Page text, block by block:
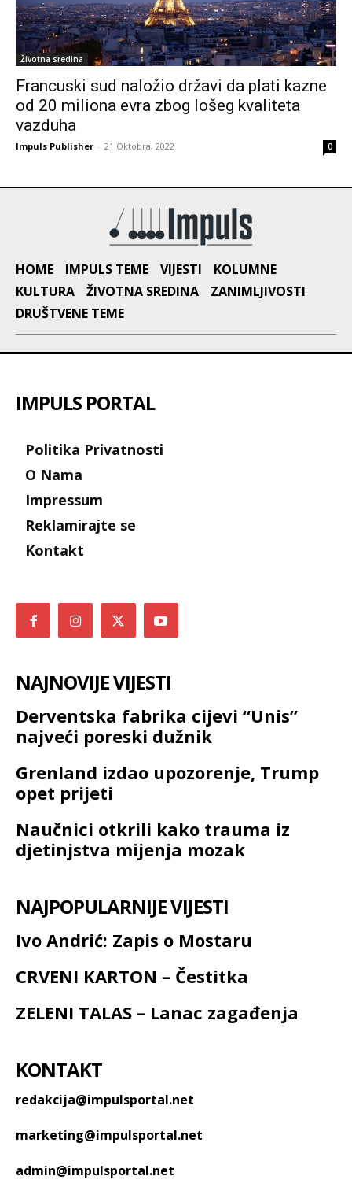
Životna sredina
Francuski sud naložio državi da plati kazne
od 20 miliona evra zbog lošeg kvaliteta
vazduha
Impuls Publisher - 21 Oktobra, 2022 0
HOME IMPULS TEME VIJESTI
KOLUMNE
KULTURA
ŽIVOTNA SREDINA
ZANIMLJIVOSTI
DRUŠTVENE TEME
IMPULS PORTAL
Politika Privatnosti
O Nama
Impressum
Reklamirajte se
Kontakt
NAJNOVIJE VIJESTI
Derventska fabrika cijevi “Unis”
najveći poreski dužnik
Grenland izdao upozorenje, Trump
opet prijeti
Naučnici otkrili kako trauma iz
djetinjstva mijenja mozak
NAJPOPULARNIJE VIJESTI
Ivo Andrić: Zapis o Mostaru
CRVENI KARTON – Čestitka
ZELENI TALAS – Lanac zagađenja
KONTAKT
redakcija@impulsportal.net
marketing@impulsportal.net
admin@impulsportal.net